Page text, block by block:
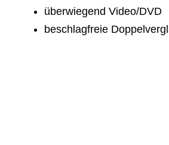
überwiegend Video/DVD
beschlagfreie